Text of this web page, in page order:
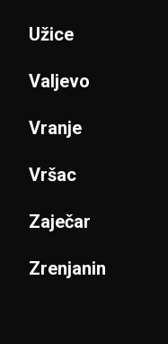
Užice
Valjevo
Vranje
Vršac
Zaječar
Zrenjanin